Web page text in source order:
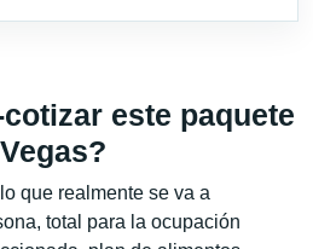
este paquete
que realmente se va a
total para la ocupación